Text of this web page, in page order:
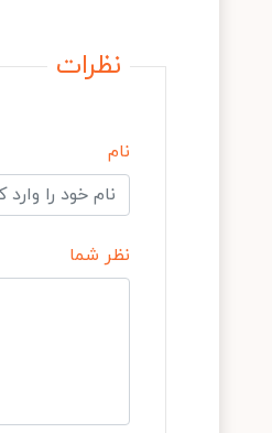
نظرات
نام
نظر شما